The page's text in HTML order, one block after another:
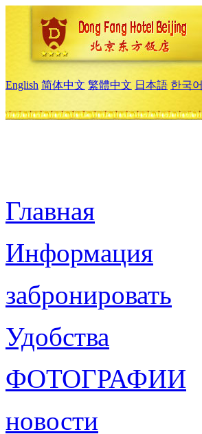
English 简体中文 繁體中文 日本語 한국어
Главная
Информация
забронировать
Удобства
ФОТОГРАФИИ
новости